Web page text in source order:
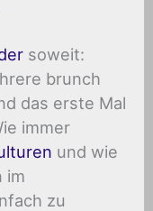
soweit:
brunch
das erste Mal
immer
und wie
im
zu